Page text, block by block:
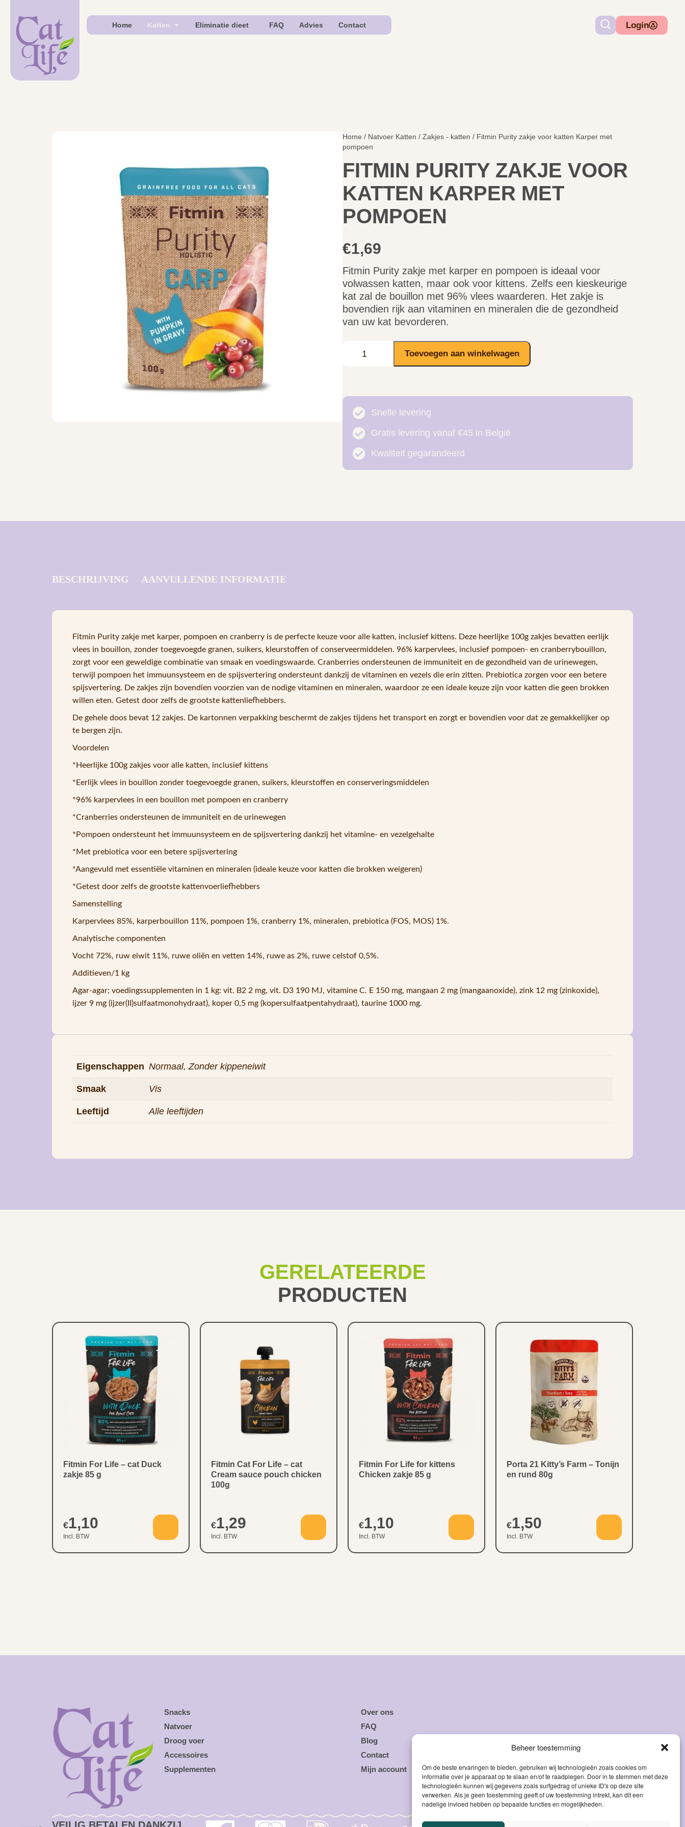
Beheer toestemming
Om de beste ervaringen te bieden, gebruiken wij technologieën zoals cookies om
informatie over je apparaat op te slaan en/of te raadplegen. Door in te stemmen met deze
technologieën kunnen wij gegevens zoals surfgedrag of unieke ID's op deze site
verwerken. Als je geen toestemming geeft of uw toestemming intrekt, kan dit een
nadelige invloed hebben op bepaalde functies en mogelijkheden.
Home Katten Eliminatie dieet FAQ Advies Contact Login
Home / Natvoer Katten / Zakjes - katten / Fitmin Purity zakje voor katten Karper met
pompoen
FITMIN PURITY ZAKJE VOOR
KATTEN KARPER MET
POMPOEN
€1,69
Fitmin Purity zakje met karper en pompoen is ideaal voor
volwassen katten, maar ook voor kittens. Zelfs een kieskeurige
kat zal de bouillon met 96% vlees waarderen. Het zakje is
bovendien rijk aan vitaminen en mineralen die de gezondheid
van uw kat bevorderen.
Toevoegen aan winkelwagen
Snelle levering
Gratis levering vanaf €45 in België
Kwaliteit gegarandeerd
BESCHRIJVING AANVULLENDE INFORMATIE
Fitmin Purity zakje met karper, pompoen en cranberry is de perfecte keuze voor alle katten, inclusief kittens. Deze heerlijke 100g zakjes bevatten eerlijk
vlees in bouillon, zonder toegevoegde granen, suikers, kleurstoffen of conserveermiddelen. 96% karpervlees, inclusief pompoen- en cranberrybouillon,
zorgt voor een geweldige combinatie van smaak en voedingswaarde. Cranberries ondersteunen de immuniteit en de gezondheid van de urinewegen,
terwijl pompoen het immuunsysteem en de spijsvertering ondersteunt dankzij de vitaminen en vezels die erin zitten. Prebiotica zorgen voor een betere
spijsvertering. De zakjes zijn bovendien voorzien van de nodige vitaminen en mineralen, waardoor ze een ideale keuze zijn voor katten die geen brokken
willen eten. Getest door zelfs de grootste kattenliefhebbers.
De gehele doos bevat 12 zakjes. De kartonnen verpakking beschermt de zakjes tijdens het transport en zorgt er bovendien voor dat ze gemakkelijker op
te bergen zijn.
Voordelen
*Heerlijke 100g zakjes voor alle katten, inclusief kittens
*Eerlijk vlees in bouillon zonder toegevoegde granen, suikers, kleurstoffen en conserveringsmiddelen
*96% karpervlees in een bouillon met pompoen en cranberry
*Cranberries ondersteunen de immuniteit en de urinewegen
*Pompoen ondersteunt het immuunsysteem en de spijsvertering dankzij het vitamine- en vezelgehalte
*Met prebiotica voor een betere spijsvertering
*Aangevuld met essentiële vitaminen en mineralen (ideale keuze voor katten die brokken weigeren)
*Getest door zelfs de grootste kattenvoerliefhebbers
Samenstelling
Karpervlees 85%, karperbouillon 11%, pompoen 1%, cranberry 1%, mineralen, prebiotica (FOS, MOS) 1%.
Analytische componenten
Vocht 72%, ruw eiwit 11%, ruwe oliën en vetten 14%, ruwe as 2%, ruwe celstof 0,5%.
Additieven/1 kg
Agar-agar; voedingssupplementen in 1 kg: vit. B2 2 mg, vit. D3 190 MJ, vitamine C. E 150 mg, mangaan 2 mg (mangaanoxide), zink 12 mg (zinkoxide),
ijzer 9 mg (ijzer(II)sulfaatmonohydraat), koper 0,5 mg (kopersulfaatpentahydraat), taurine 1000 mg.
Eigenschappen Normaal, Zonder kippeneiwit
Smaak Vis
Leeftijd Alle leeftijden
GERELATEERDE
PRODUCTEN
Fitmin For Life – cat Duck
zakje 85 g
€1,10
Incl. BTW
Fitmin Cat For Life – cat
Cream sauce pouch chicken
100g
€1,29
Incl. BTW
Fitmin For Life for kittens
Chicken zakje 85 g
€1,10
Incl. BTW
Porta 21 Kitty’s Farm – Tonijn
en rund 80g
€1,50
Incl. BTW
Snacks
Natvoer
Droog voer
Accessoires
Supplementen
Over ons
FAQ
Blog
Contact
Mijn account